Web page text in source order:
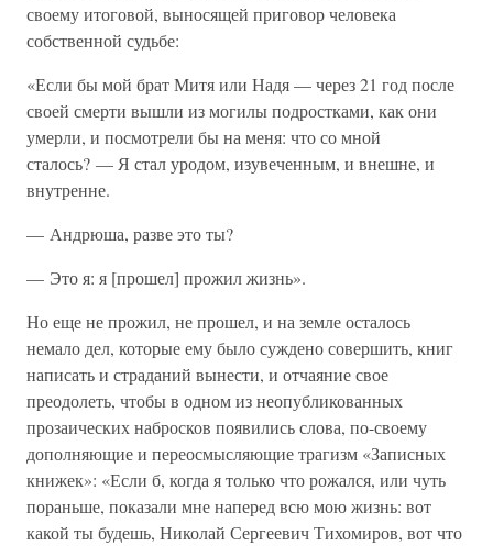
своему итоговой, выносящей приговор человека
собственной судьбе:
«Если бы мой брат Митя или Надя — через 21 год после
своей смерти вышли из могилы подростками, как они
умерли, и посмотрели бы на меня: что со мной
сталось? — Я стал уродом, изувеченным, и внешне, и
внутренне.
— Андрюша, разве это ты?
— Это я: я [прошел] прожил жизнь».
Но еще не прожил, не прошел, и на земле осталось
немало дел, которые ему было суждено совершить, книг
написать и страданий вынести, и отчаяние свое
преодолеть, чтобы в одном из неопубликованных
прозаических набросков появились слова, по-своему
дополняющие и переосмысляющие трагизм «Записных
книжек»: «Если б, когда я только что рожался, или чуть
пораньше, показали мне наперед всю мою жизнь: вот
какой ты будешь, Николай Сергеевич Тихомиров, вот что